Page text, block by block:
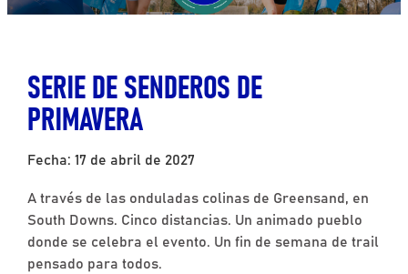
SERIE DE SENDEROS DE
PRIMAVERA
Fecha: 17 de abril de 2027
A través de las onduladas colinas de Greensand, en
South Downs. Cinco distancias. Un animado pueblo
donde se celebra el evento. Un fin de semana de trail
pensado para todos.